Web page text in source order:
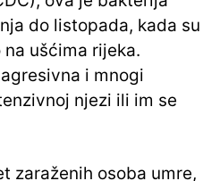
do listopada, kada su
ušćima rijeka.
i mnogi
njezi ili im se
zaraženih osoba umre,